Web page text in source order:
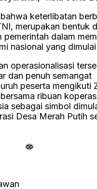
keterlibatan
merupakan bentuk
pemerintah dalam
nasional yang
operasionalisasi
dan penuh semangat
peserta mengikuti
ribuan
sebagai simbol
Desa Merah Putih